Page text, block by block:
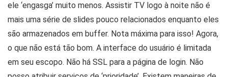
ele ‘engasga’ muito menos. Assistir TV logo à noite não é
mais uma série de slides pouco relacionados enquanto eles
são armazenados em buffer. Nota máxima para isso! Agora,
o que não está tão bom. A interface do usuário é limitada
em seu escopo. Não há SSL para a página de login. Não